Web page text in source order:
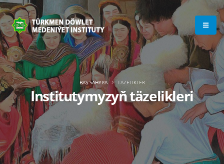
Institutymyzyň täzelikleri
BAŞ SAHYPA TÄZELIKLER